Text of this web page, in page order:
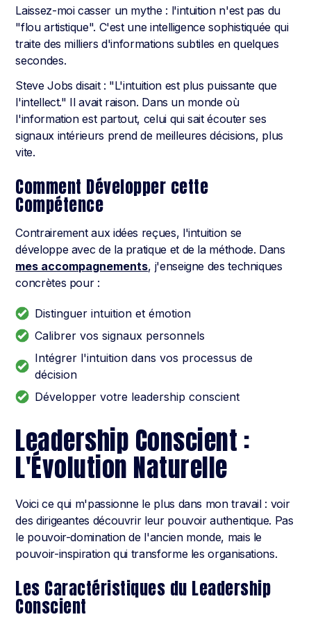
Laissez-moi casser un mythe : l'intuition n'est pas du
"flou artistique". C'est une intelligence sophistiquée qui
traite des milliers d'informations subtiles en quelques
secondes.
Steve Jobs disait : "L'intuition est plus puissante que
l'intellect." Il avait raison. Dans un monde où
l'information est partout, celui qui sait écouter ses
signaux intérieurs prend de meilleures décisions, plus
vite.
Comment Développer cette
Compétence
Contrairement aux idées reçues, l'intuition se
développe avec de la pratique et de la méthode. Dans
mes accompagnements, j'enseigne des techniques
concrètes pour :
Distinguer intuition et émotion
Calibrer vos signaux personnels
Intégrer l'intuition dans vos processus de
décision
Développer votre leadership conscient
Leadership Conscient :
L'Évolution Naturelle
Voici ce qui m'passionne le plus dans mon travail : voir
des dirigeantes découvrir leur pouvoir authentique. Pas
le pouvoir-domination de l'ancien monde, mais le
pouvoir-inspiration qui transforme les organisations.
Les Caractéristiques du Leadership
Conscient